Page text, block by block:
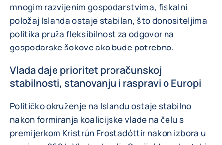
mnogim razvijenim gospodarstvima, fiskalni
položaj Islanda ostaje stabilan, što donositeljima
politika pruža fleksibilnost za odgovor na
gospodarske šokove ako bude potrebno.
Vlada daje prioritet proračunskoj
stabilnosti, stanovanju i raspravi o Europi
Političko okruženje na Islandu ostaje stabilno
nakon formiranja koalicijske vlade na čelu s
premijerkom Kristrún Frostadóttir nakon izbora u